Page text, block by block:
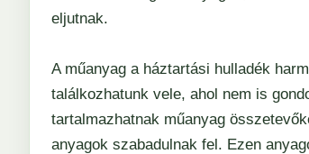
eljutnak.
A műanyag a háztartási hulladék
találkozhatunk vele, ahol nem is
tartalmazhatnak műanyag
anyagok szabadulnak fel. Ezen